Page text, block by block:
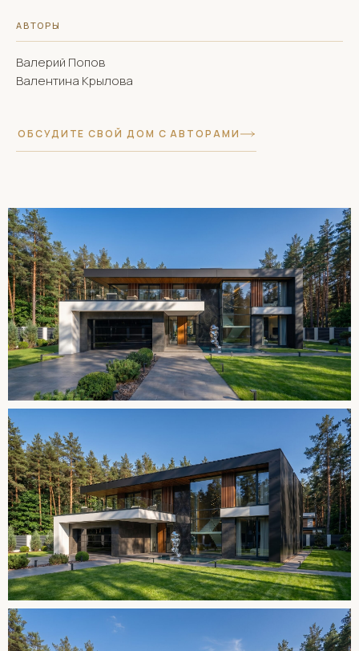
АВТОРЫ
Валерий Попов
Валентина Крылова
ОБСУДИТЕ СВОЙ ДОМ С АВТОРАМИ